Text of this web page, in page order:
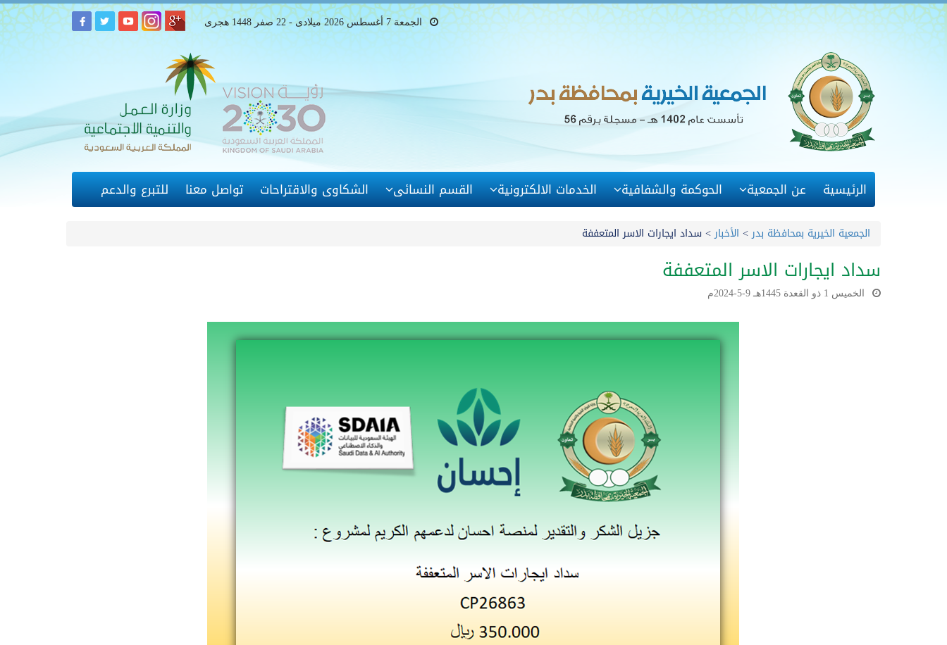
الجمعة 7 أغسطس 2026 ميلادى - 22 صفر 1448 هجرى
الرئيسية عن الجمعية الحوكمة والشفافية الخدمات الالكترونية القسم النسائى الشكاوى والاقتراحات تواصل معنا للتبرع والدعم
الجمعية الخيرية بمحافظة بدر> الأخبار>سداد ايجارات الاسر المتعففة
سداد ايجارات الاسر المتعففة
الخميس 1 ذو القعدة 1445هـ 9-5-2024م